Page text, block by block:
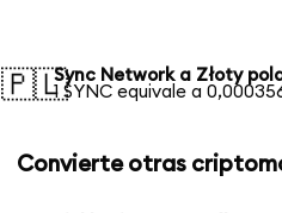
🇵🇱Sync Network a Złoty
1 SYNC equivale a
Convierte otras